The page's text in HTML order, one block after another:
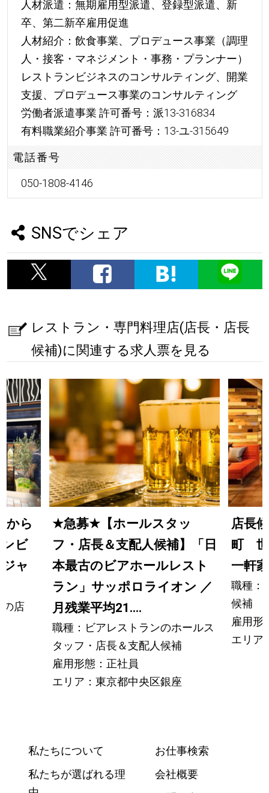
人材派遣：無期雇用型派遣、登録型派遣、新
卒、第二新卒雇用促進
人材紹介：飲食事業、プロデュース事業（調理
人・接客・マネジメント・事務・プランナー）
レストランビジネスのコンサルティング、開業
支援、プロデュース事業のコンサルティング
労働者派遣事業 許可番号：派13-316834
有料職業紹介事業 許可番号：13-ユ-315649
電話番号
050-1808-4146
SNSでシェア
レストラン・専門料理店(店長・店長
候補)に関連する求人票を見る
から
ビ
ャ
の店
★急募★【ホールスタッ
フ・店長＆支配人候補】「日
本最古のビアホールレスト
ラン」サッポロライオン ／
月残業平均21....
職種：ビアレストランのホールス
タッフ・店長＆支配人候補
雇用形態：正社員
エリア：東京都中央区銀座
店長
町 世
一軒
職種：
候補
雇用形
エリア
私たちについて
私たちが選ばれる理
お仕事検索
会社概要